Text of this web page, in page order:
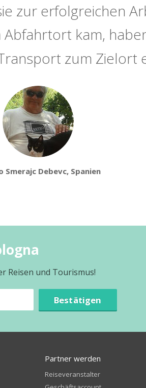
zur erfolgreichen
kam,
zum Zielort
Smerajc Debevc, Spanien
Reisen und Tourismus!
Bestätigen
Partner werden
Reiseveranstalter